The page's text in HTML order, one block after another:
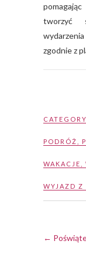
tworzyć
zgodnie z
PODRÓŻ
WAKACJE
WYJAZD Z
←